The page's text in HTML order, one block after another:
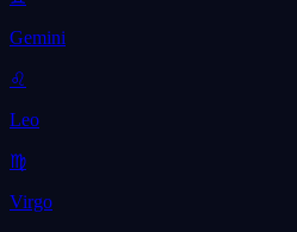
Gemini
♌
Leo
♍
Virgo